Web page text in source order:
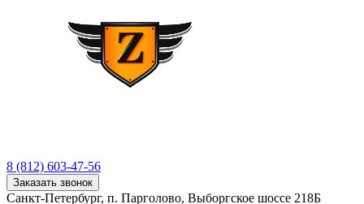
8 (812) 603-47-56
Заказать звонок
Санкт-Петербург, п. Парголово, Выборгское шоссе 218Б